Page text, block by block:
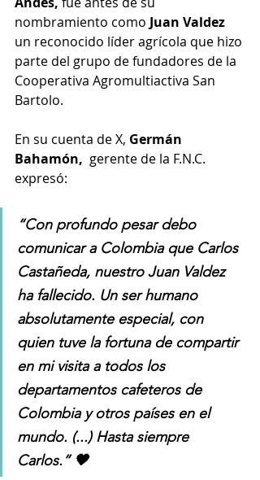
nombramiento como Juan Valdez
un reconocido líder agrícola que hizo
parte del grupo de fundadores de la
Cooperativa Agromultiactiva San
Bartolo.
En su cuenta de X, Germán
Bahamón, gerente de la F.N.C.
expresó:
“Con profundo pesar debo
comunicar a Colombia que Carlos
Castañeda, nuestro Juan Valdez
ha fallecido. Un ser humano
absolutamente especial, con
quien tuve la fortuna de compartir
en mi visita a todos los
departamentos cafeteros de
Colombia y otros países en el
mundo. (...) Hasta siempre
Carlos.” 🖤